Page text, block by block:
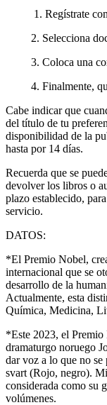
1. Regístrate como
2. Selecciona
3. Coloca una
4. Finalmente,
Cabe indicar que
del título de tu
disponibilidad de la
hasta por 14 días.
Recuerda que se
devolver los libros o
plazo establecido,
servicio.
DATOS:
*El Premio Nobel,
internacional que se
desarrollo de la
Actualmente, esta
Química, Medicina,
*Este 2023, el
dramaturgo noruego
dar voz a lo que no se
svart (Rojo, negro).
considerada como su
volúmenes.